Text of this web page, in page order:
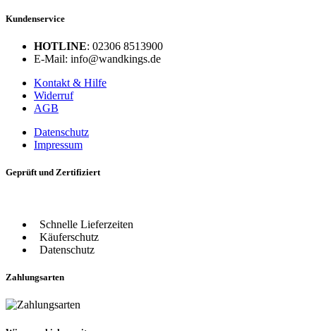
Kundenservice
HOTLINE: 02306 8513900
E-Mail: info@wandkings.de
Kontakt & Hilfe
Widerruf
AGB
Datenschutz
Impressum
Geprüft und Zertifiziert
Schnelle Lieferzeiten
Käuferschutz
Datenschutz
Zahlungsarten